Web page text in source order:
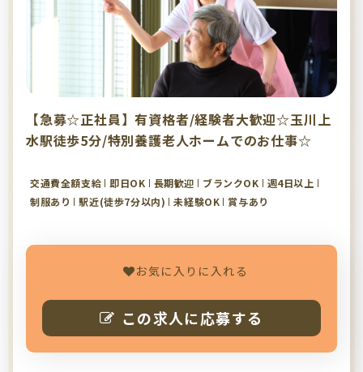
【急募☆正社員】有資格者/経験者大歓迎☆玉川上
水駅徒歩5分/特別養護老人ホームでのお仕事☆
交通費全額支給 即日OK 長期歓迎 ブランクOK
週4日以上
制服あり
駅近(徒歩7分以内) 未経験OK 賞与あり
お気に入りに入れる
この求人に応募する